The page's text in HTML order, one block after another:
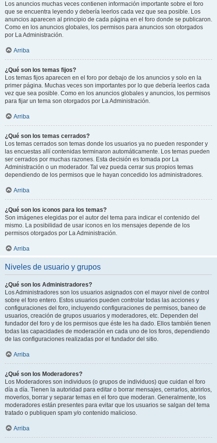
Los anuncios muchas veces contienen información importante sobre el foro
que se encuentra leyendo y debería leerlos cada vez que sea posible. Los
anuncios aparecen al principio de cada página en el foro donde se publicaron.
Como en los anuncios globales, los permisos para anuncios son otorgados
por La Administración.
Arriba
¿Qué son los temas fijos?
Los temas fijos aparecen en el foro por debajo de los anuncios y solo en la
primer página. Muchas veces son importantes por lo que debería leerlos cada
vez que sea posible. Como en los anuncios globales y anuncios, los permisos
para fijar un tema son otorgados por La Administración.
Arriba
¿Qué son los temas cerrados?
Los temas cerrados son temas donde los usuarios ya no pueden responder y
las encuestas allí contenidas terminaron automáticamente. Los temas pueden
ser cerrados por muchas razones. Esta decisión es tomada por La
Administración o un moderador. Tal vez pueda cerrar sus propios temas
dependiendo de los permisos que le hayan concedido los administradores.
Arriba
¿Qué son los iconos para los temas?
Son imágenes elegidas por el autor del tema para indicar el contenido del
mismo. La posibilidad de usar iconos en los mensajes depende de los
permisos otorgados por La Administración.
Arriba
Niveles de usuario y grupos
¿Qué son los Administradores?
Los Administradores son los usuarios asignados con el mayor nivel de control
sobre el foro entero. Estos usuarios pueden controlar todas las acciones y
configuraciones del foro, incluyendo configuraciones de permisos, baneo de
usuarios, creación de grupos usuarios y moderadores, etc. Dependen del
fundador del foro y de los permisos que éste les ha dado. Ellos también tienen
todas las capacidades de moderación en cada uno de los foros, dependiendo
de las configuraciones realizadas por el fundador del sitio.
Arriba
¿Qué son los Moderadores?
Los Moderadores son individuos (o grupos de individuos) que cuidan el foro
día a día. Tienen la autoridad para editar o borrar mensajes, cerrarlos, abrirlos,
moverlos, borrar y separar temas en el foro que moderan. Generalmente, los
moderadores están presentes para evitar que los usuarios se salgan del tema
tratado o publiquen spam y/o contenido malicioso.
Arriba